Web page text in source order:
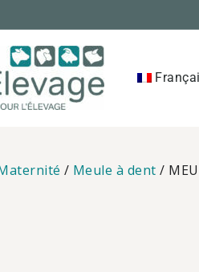
Cimac
/ Meule à dent /